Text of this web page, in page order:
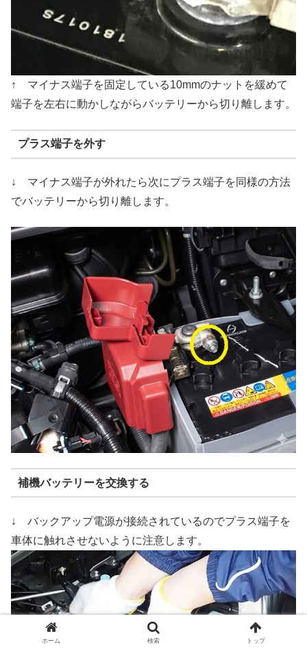
↑ マイナス端子を固定している10mmのナットを緩めて
端子を左右に動かしながらバッテリーから切り離します。
プラス端子を外す
↓ マイナス端子が外れたら次にプラス端子を同様の方法
でバッテリーから切り離します。
補機バッテリーを交換する
↓ バックアップ電源が接続されているのでプラス端子を
車体に触れさせないように注意します。
ホーム 検索 トップ